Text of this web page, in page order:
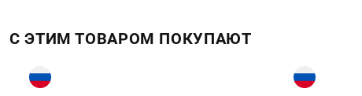
С ЭТИМ ТОВАРОМ ПОКУПАЮТ